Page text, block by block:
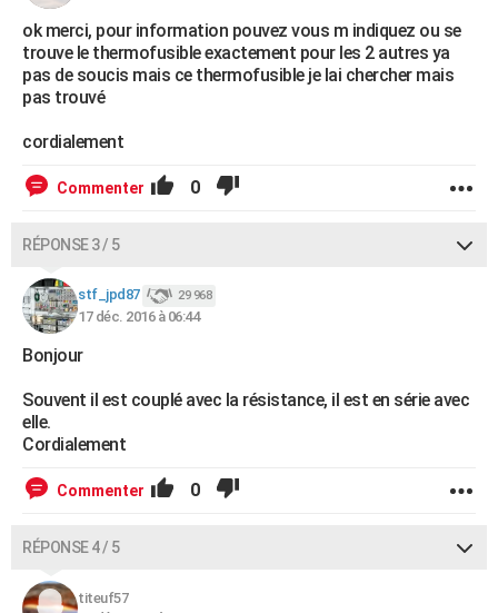
ok merci, pour information pouvez vous m indiquez ou se
trouve le thermofusible exactement pour les 2 autres ya
pas de soucis mais ce thermofusible je lai chercher mais
pas trouvé
cordialement
Commenter 0
RÉPONSE 3 / 5
stf_jpd87 29 968
17 déc. 2016 à 06:44
Bonjour
Souvent il est couplé avec la résistance, il est en série avec
elle.
Cordialement
Commenter 0
RÉPONSE 4 / 5
titeuf57